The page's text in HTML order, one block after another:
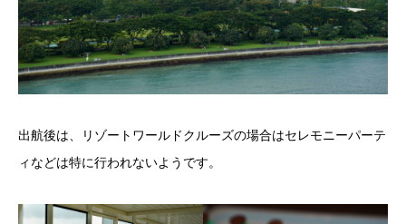
出航後は、リゾートワールドクルーズの場合はセレモニーパーテ
ィなどは特に行われないようです。